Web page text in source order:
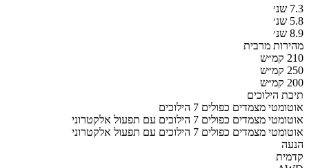
7.3 שנ׳
5.8 שנ׳
8.9 שנ׳
מהירות מרבית
210 קמ״ש
250 קמ״ש
200 קמ״ש
תיבת הילוכים
אוטומטי מצמדים כפולים 7 הילוכים
אוטומטי מצמדים כפולים 7 הילוכים עם תפעול אלקטרוני
אוטומטי מצמדים כפולים 7 הילוכים עם תפעול אלקטרוני
הנעה
קדמית